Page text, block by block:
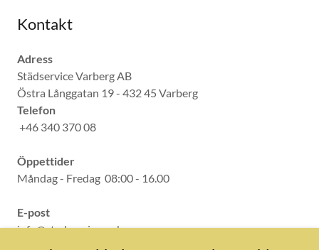
Kontakt
Adress
Städservice Varberg AB
Östra Långgatan 19 - 432 45 Varberg
Telefon
+46 340 370 08
Öppettider
Måndag - Fredag 08:00 - 16.00
E-post
info@stadservicevarberg.se